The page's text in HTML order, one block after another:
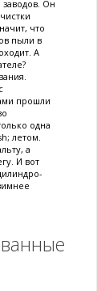
Он
что
пыли в
А
прошли
одна
летом.
а
И вот